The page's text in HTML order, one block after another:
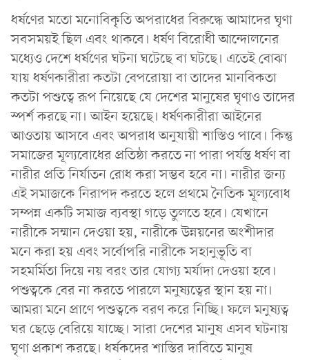
ধর্ষণের মতো মনোবিকৃতি অপরাধের বিরুদ্ধে আমাদের ঘৃণা
সবসময়ই ছিল এবং থাকবে। ধর্ষণ বিরোধী আন্দোলনের
মধ্যেও দেশে ধর্ষণের ঘটনা ঘটেছে বা ঘটছে। এতেই বোঝা
যায় ধর্ষণকারীরা কতটা বেপরোয়া বা তাদের মানবিকতা
কতটা পশুত্বে রূপ নিয়েছে যে দেশের মানুষের ঘৃণাও তাদের
স্পর্শ করছে না। আইন হয়েছে। ধর্ষণকারীরা আইনের
আওতায় আসবে এবং অপরাধ অনুযায়ী শাস্তিও পাবে। কিন্তু
সমাজের মূল্যবোধের প্রতিষ্ঠা করতে না পারা পর্যন্ত ধর্ষণ বা
নারীর প্রতি নির্যাতন রোধ করা সম্ভব হবে না। নারীর জন্য
এই সমাজকে নিরাপদ করতে হলে প্রথমে নৈতিক মূল্যবোধ
সম্পন্ন একটি সমাজ ব্যবস্থা গড়ে তুলতে হবে। যেখানে
নারীকে সম্মান দেওয়া হয়, নারীকে উন্নয়নের অংশীদার
মনে করা হয় এবং সর্বোপরি নারীকে সহানুভূতি বা
সহমর্মিতা দিয়ে নয় বরং তার যোগ্য মর্যাদা দেওয়া হবে।
পশুত্বকে বের না করতে পারলে মনুষ্যত্বের স্থান হয় না।
আমরা মনে প্রাণে পশুত্বকে বরণ করে নিচ্ছি। ফলে মনুষ্যত্ব
ঘর ছেড়ে বেরিয়ে যাচ্ছে। সারা দেশের মানুষ এসব ঘটনায়
ঘৃণা প্রকাশ করছে। ধর্ষকদের শাস্তির দাবিতে মানুষ